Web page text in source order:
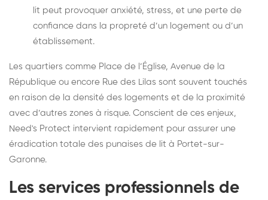
lit peut provoquer anxiété, stress, et une perte de
confiance dans la propreté d’un logement ou d’un
établissement.
Les quartiers comme Place de l’Église, Avenue de la
République ou encore Rue des Lilas sont souvent touchés
en raison de la densité des logements et de la proximité
avec d’autres zones à risque. Conscient de ces enjeux,
Need's Protect intervient rapidement pour assurer une
éradication totale des punaises de lit à Portet-sur-
Garonne.
Les services professionnels de